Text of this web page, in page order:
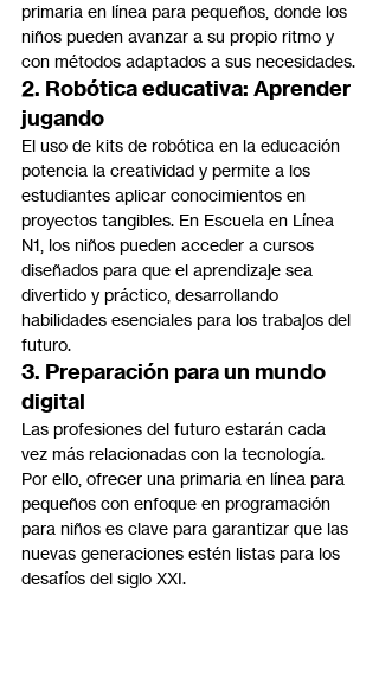
primaria en línea para pequeños, donde los
niños pueden avanzar a su propio ritmo y
con métodos adaptados a sus necesidades.
2. Robótica educativa: Aprender
jugando
El uso de kits de robótica en la educación
potencia la creatividad y permite a los
estudiantes aplicar conocimientos en
proyectos tangibles. En Escuela en Línea
N1, los niños pueden acceder a cursos
diseñados para que el aprendizaje sea
divertido y práctico, desarrollando
habilidades esenciales para los trabajos del
futuro.
3. Preparación para un mundo
digital
Las profesiones del futuro estarán cada
vez más relacionadas con la tecnología.
Por ello, ofrecer una primaria en línea para
pequeños con enfoque en programación
para niños es clave para garantizar que las
nuevas generaciones estén listas para los
desafíos del siglo XXI.